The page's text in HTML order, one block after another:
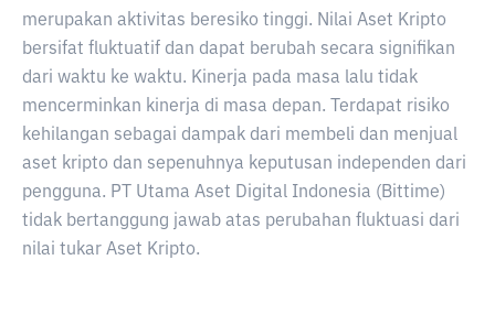
merupakan aktivitas beresiko tinggi. Nilai Aset Kripto
bersifat fluktuatif dan dapat berubah secara signifikan
dari waktu ke waktu. Kinerja pada masa lalu tidak
mencerminkan kinerja di masa depan. Terdapat risiko
kehilangan sebagai dampak dari membeli dan menjual
aset kripto dan sepenuhnya keputusan independen dari
pengguna. PT Utama Aset Digital Indonesia (Bittime)
tidak bertanggung jawab atas perubahan fluktuasi dari
nilai tukar Aset Kripto.